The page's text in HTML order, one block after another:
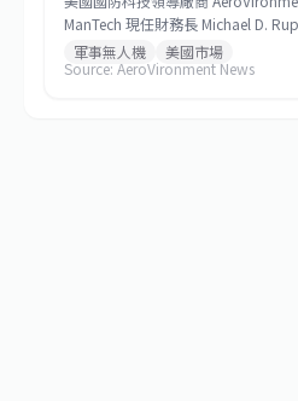
ManTech 現任財務長 Michael D.
年 8 月 5 日起生效。Ruppert 在航
的財務、策略與企業發展資歷，AV
軍事無人機 美國市場
Source: AeroVironment News